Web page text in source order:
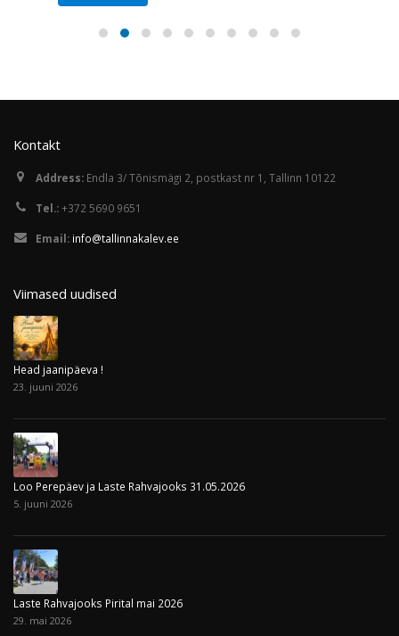
Kontakt
Address: Endla 3/ Tõnismägi 2, postkast nr 1, Tallinn 10122
Tel.:+372 5690 9651
Email: info@tallinnakalev.ee
Viimased uudised
Head jaanipäeva !
23. juuni 2026
Loo Perepäev ja Laste Rahvajooks 31.05.2026
5. juuni 2026
Laste Rahvajooks Pirital mai 2026
29. mai 2026